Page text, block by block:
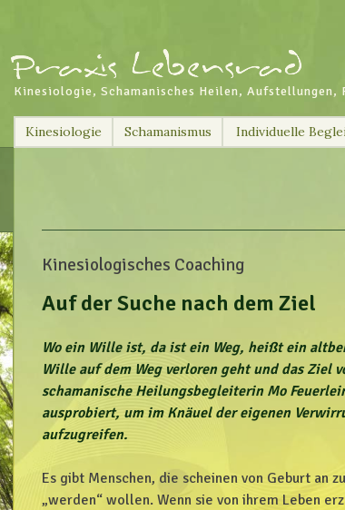
Kinesiologie, Schamanisches Heilen, Aufstellungen,
Skip
to
Kinesiologie Schamanismus Individuelle
Kinesiologisches Coaching
Auf der Suche nach dem Ziel
Wo ein Wille ist, da ist ein Weg, heißt ein
Wille auf dem Weg verloren geht und das Ziel
schamanische Heilungsbegleiterin Mo
ausprobiert, um im Knäuel der eigenen
aufzugreifen.
Es gibt Menschen, die scheinen von Geburt an
„werden“ wollen. Wenn sie von ihrem Leben